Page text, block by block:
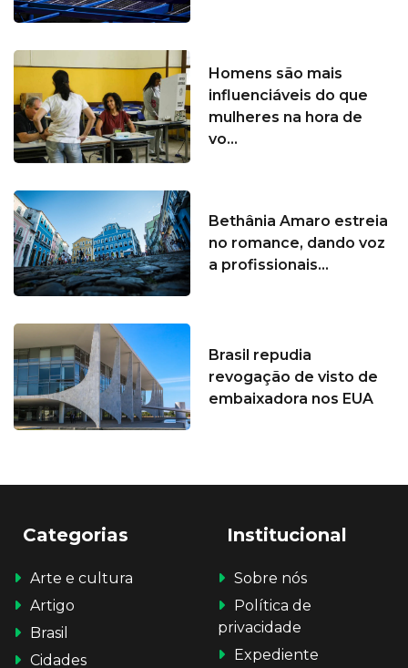
Homens são mais
influenciáveis do que
mulheres na hora de
vo...
Bethânia Amaro estreia
no romance, dando voz
a profissionais...
Brasil repudia
revogação de visto de
embaixadora nos EUA
Categorias
Arte e cultura
Artigo
Brasil
Cidades
Institucional
Sobre nós
Política de
privacidade
Expediente